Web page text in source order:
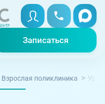
Записаться
Записаться
Взрослая поликлиника >